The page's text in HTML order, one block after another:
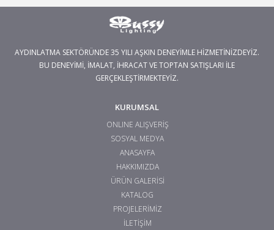
AYDINLATMA SEKTÖRÜNDE 35 YILI AŞKIN DENEYİMLE HİZMETİNİZDEYİZ.
BU DENEYİMİ, İMALAT, İHRACAT VE TOPTAN SATIŞLARI İLE
GERÇEKLEŞTİRMEKTEYİZ.
KURUMSAL
ONLINE ALIŞVERİŞ
SOSYAL MEDYA
ANASAYFA
HAKKIMIZDA
ÜRÜN GALERİSİ
KATALOG
PROJELERİMİZ
İLETİŞİM